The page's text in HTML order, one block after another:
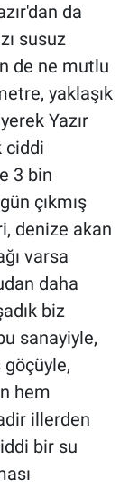
da
susuz
de ne mutlu
yaklaşık
Yazır
ciddi
3 bin
çıkmış
denize akan
varsa
daha
biz
sanayiyle,
hem
illerden
bir su